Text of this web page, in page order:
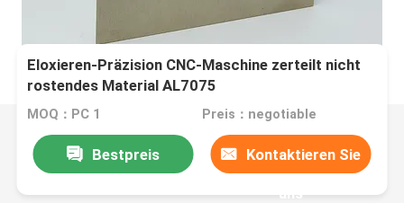
Eloxieren-Präzision CNC-Maschine zerteilt nicht
rostendes Material AL7075
MOQ：PC 1 Preis：negotiable
Bestpreis Kontaktieren Sie
uns